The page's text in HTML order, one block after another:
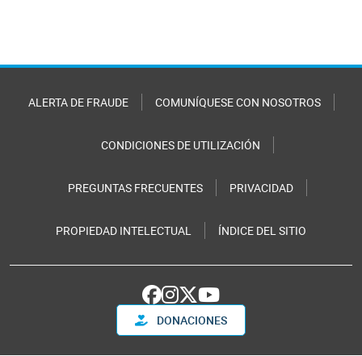
ALERTA DE FRAUDE COMUNÍQUESE CON NOSOTROS
CONDICIONES DE UTILIZACIÓN
PREGUNTAS FRECUENTES PRIVACIDAD
PROPIEDAD INTELECTUAL ÍNDICE DEL SITIO
DONACIONES